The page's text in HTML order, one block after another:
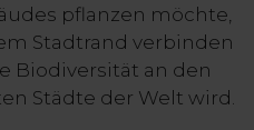
pflanzen möchte,
Stadtrand verbinden
Biodiversität an den
Städte der Welt wird.